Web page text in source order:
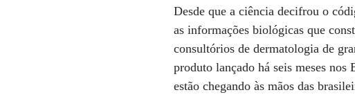
Desde que a ciência decifrou o
as informações biológicas que
consultórios de dermatologia de
produto lançado há seis meses nos
estão chegando às mãos das